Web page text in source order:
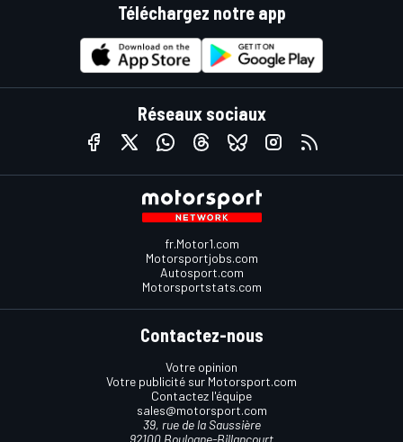
Téléchargez notre app
Réseaux sociaux
fr.Motor1.com
Motorsportjobs.com
Autosport.com
Motorsportstats.com
Contactez-nous
Votre opinion
Votre publicité sur Motorsport.com
Contactez l'équipe
sales@motorsport.com
39, rue de la Saussière